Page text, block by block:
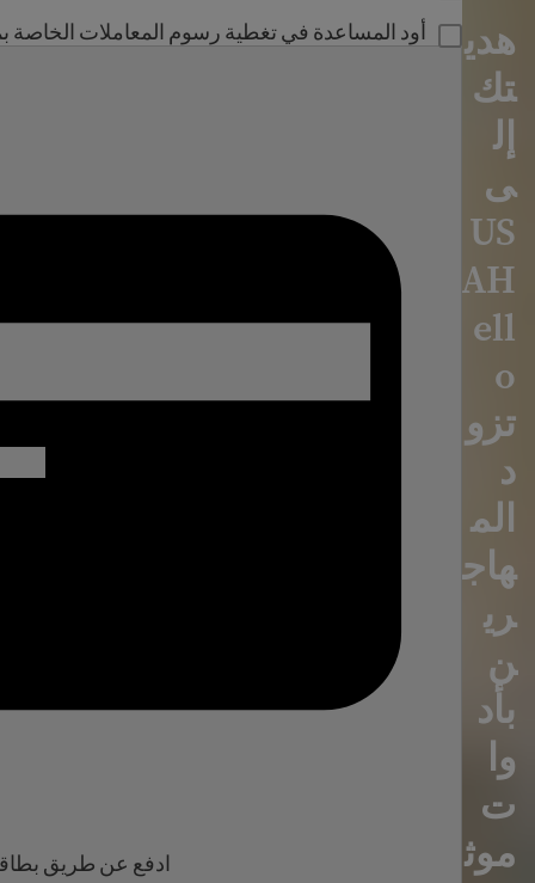
هدي
تك
إل
ى
US
AH
ell
o
تزو
د
الم
هاج
ري
ن
بأد
وا
ت
موث
أود المساعدة في تغطية رسوم المعاملات الخاصة
ادفع عن طريق